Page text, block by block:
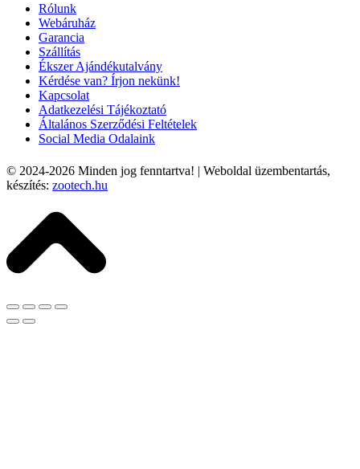
Rólunk
Webáruház
Garancia
Szállítás
Ékszer Ajándékutalvány
Kérdése van? Írjon nekünk!
Kapcsolat
Adatkezelési Tájékoztató
Általános Szerződési Feltételek
Social Media Odalaink
© 2024-2026 Minden jog fenntartva! | Weboldal üzembentartás,
készítés: zootech.hu